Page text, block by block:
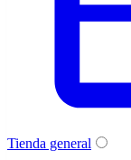
Tienda general